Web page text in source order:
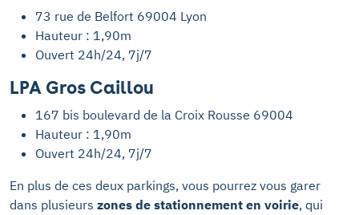
73 rue de Belfort 69004 Lyon
Hauteur : 1,90m
Ouvert 24h/24, 7j/7
LPA Gros Caillou
167 bis boulevard de la Croix Rousse 69004
Hauteur : 1,90m
Ouvert 24h/24, 7j/7
En plus de ces deux parkings, vous pourrez vous garer
dans plusieurs zones de stationnement en voirie, qui